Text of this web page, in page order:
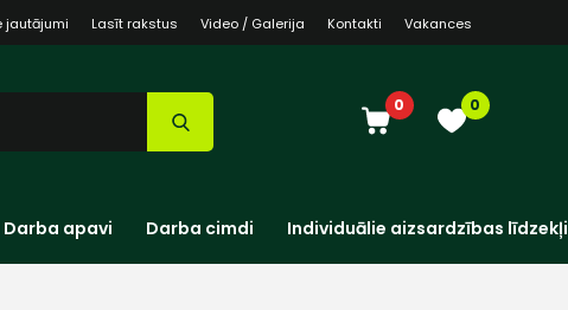
jautājumi Lasīt rakstus Video / Galerija Kontakti Vakances
0 0
Darba apavi Darba cimdi Individuālie aizsardzības līdzekļi